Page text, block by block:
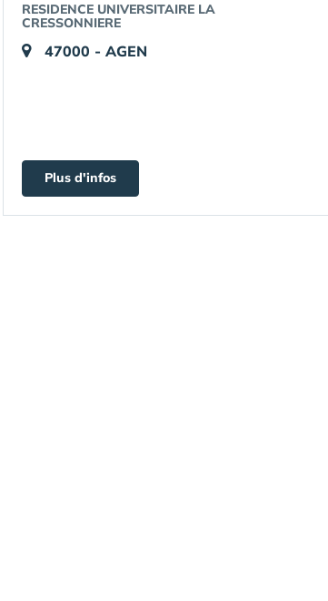
RESIDENCE UNIVERSITAIRE LA
CRESSONNIERE
47000 - AGEN
Plus d'infos